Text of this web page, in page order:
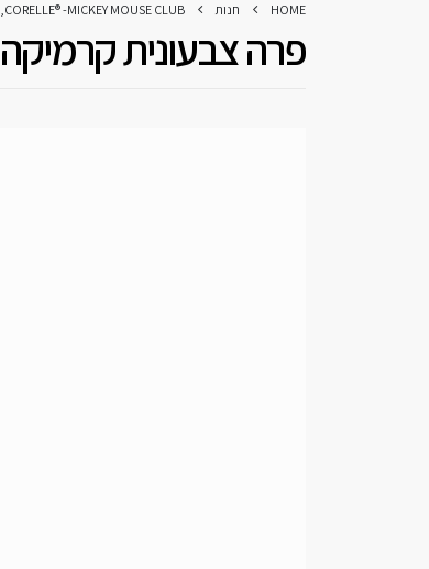
HOME חנות CORELLE® -MICKEY MOUSE CLUB
,
פרה צבעונית קרמיקה